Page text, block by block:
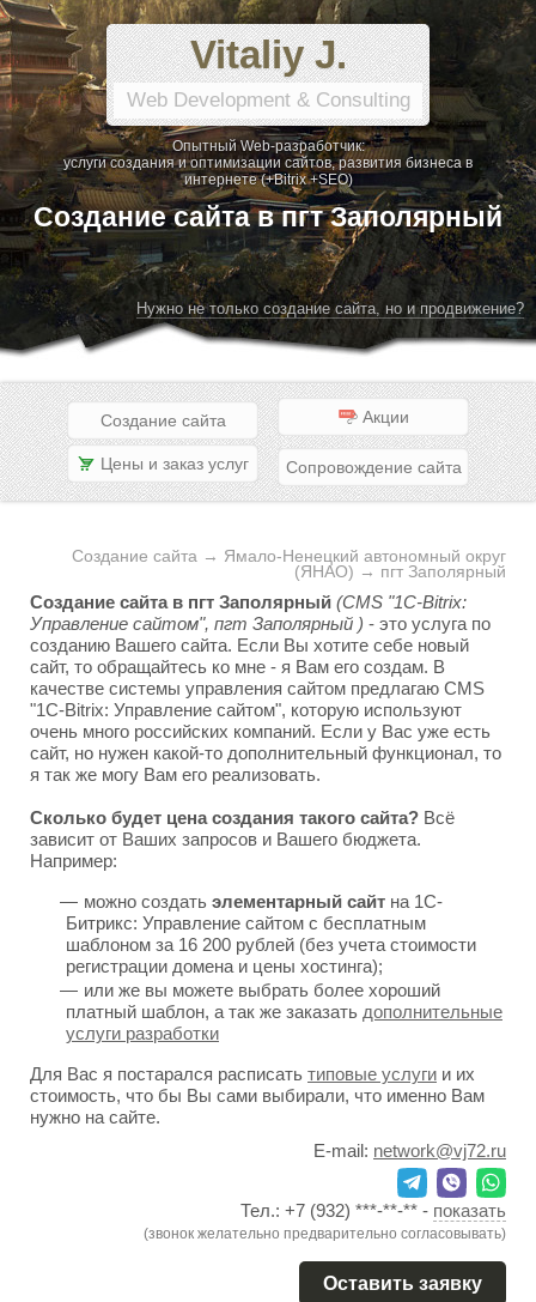
Vitaliy J.
Web Development & Consulting
Опытный Web-разработчик:
услуги создания и оптимизации сайтов, развития бизнеса в
интернете (+Bitrix +SEO)
Создание сайта в пгт Заполярный
Нужно не только создание сайта, но и продвижение?
Создание сайта Акции
Цены и заказ услуг Сопровождение сайта
Создание сайта → Ямало-Ненецкий автономный округ
(ЯНАО) → пгт Заполярный
Создание сайта в пгт Заполярный (CMS "1C-Bitrix:
Управление сайтом", пгт Заполярный ) - это услуга по
созданию Вашего сайта. Если Вы хотите себе новый
сайт, то обращайтесь ко мне - я Вам его создам. В
качестве системы управления сайтом предлагаю CMS
"1C-Bitrix: Управление сайтом", которую используют
очень много российских компаний. Если у Вас уже есть
сайт, но нужен какой-то дополнительный функционал, то
я так же могу Вам его реализовать.
Сколько будет цена создания такого сайта? Всё
зависит от Ваших запросов и Вашего бюджета.
Например:
можно создать элементарный сайт на 1С-
Битрикс: Управление сайтом с бесплатным
шаблоном за 16 200 рублей (без учета стоимости
регистрации домена и цены хостинга);
или же вы можете выбрать более хороший
платный шаблон, а так же заказать дополнительные
услуги разработки
Для Вас я постарался расписать типовые услуги и их
стоимость, что бы Вы сами выбирали, что именно Вам
нужно на сайте.
E-mail: network@vj72.ru
Тел.: +7 (932) ***-**-** - показать
(звонок желательно предварительно согласовывать)
Оставить заявку